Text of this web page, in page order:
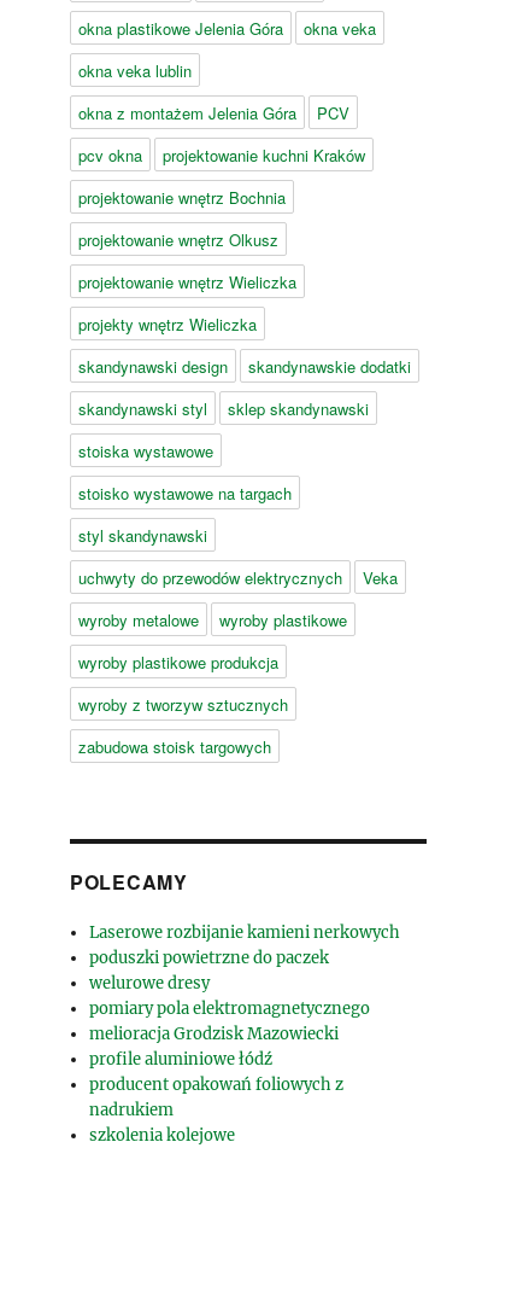
okna plastikowe Jelenia Góra
okna veka
okna veka lublin
okna z montażem Jelenia Góra
PCV
pcv okna
projektowanie kuchni Kraków
projektowanie wnętrz Bochnia
projektowanie wnętrz Olkusz
projektowanie wnętrz Wieliczka
projekty wnętrz Wieliczka
skandynawski design
skandynawskie dodatki
skandynawski styl
sklep skandynawski
stoiska wystawowe
stoisko wystawowe na targach
styl skandynawski
uchwyty do przewodów elektrycznych
Veka
wyroby metalowe
wyroby plastikowe
wyroby plastikowe produkcja
wyroby z tworzyw sztucznych
zabudowa stoisk targowych
POLECAMY
Laserowe rozbijanie kamieni nerkowych
poduszki powietrzne do paczek
welurowe dresy
pomiary pola elektromagnetycznego
melioracja Grodzisk Mazowiecki
profile aluminiowe łódź
producent opakowań foliowych z
nadrukiem
szkolenia kolejowe